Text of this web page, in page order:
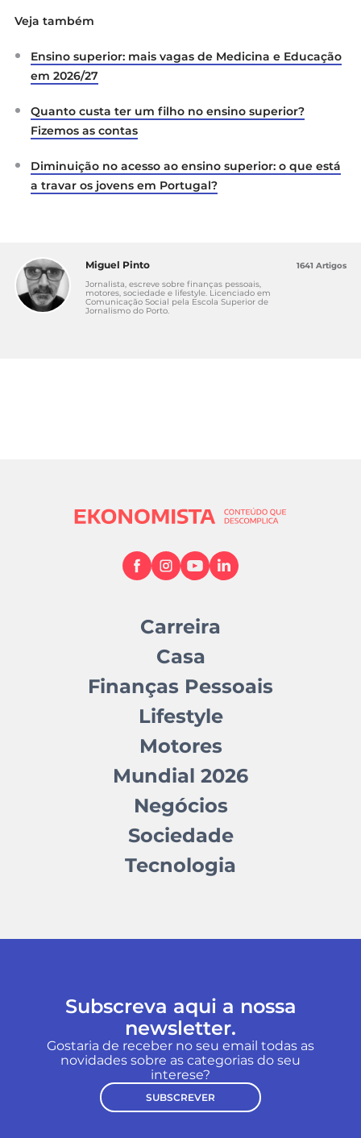
Veja também
Ensino superior: mais vagas de Medicina e Educação
em 2026/27
Quanto custa ter um filho no ensino superior?
Fizemos as contas
Diminuição no acesso ao ensino superior: o que está
a travar os jovens em Portugal?
Miguel Pinto
Jornalista, escreve sobre finanças pessoais,
motores, sociedade e lifestyle. Licenciado em
Comunicação Social pela Escola Superior de
Jornalismo do Porto.
1641 Artigos
Carreira
Casa
Finanças Pessoais
Lifestyle
Motores
Mundial 2026
Negócios
Sociedade
Tecnologia
Subscreva aqui a nossa
newsletter.
Gostaria de receber no seu email todas as
novidades sobre as categorias do seu
interese?
SUBSCREVER